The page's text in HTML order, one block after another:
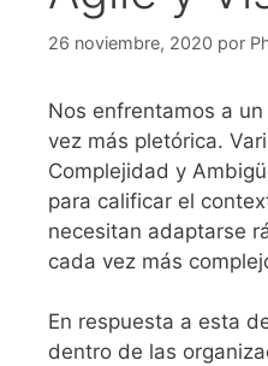
26 noviembre, 2020 por
Nos enfrentamos a
vez más pletórica.
Complejidad y
para calificar el
necesitan adaptarse
cada vez más
En respuesta a esta
dentro de las